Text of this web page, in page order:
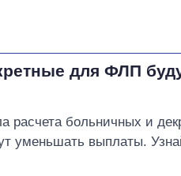
для ФЛП
расчета больничных и
уменьшать выплаты.